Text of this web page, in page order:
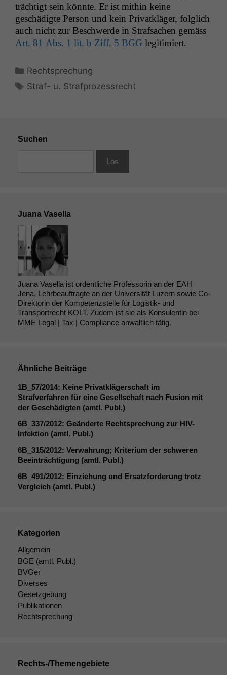
trächtigt sein kön­nte. Er ist mithin keine
geschädigte Per­son und kein Pri­vatk­läger, fol­glich
auch nicht zur Beschw­erde in Straf­sachen gemäss
Art. 81 Abs. 1 lit. b Ziff. 5 BGG legitimiert.
Kategorien
Rechtsprechung
Schlagwörter
Straf- u. Strafprozessrecht
Suchen
Juana Vasella
Juana Vasella ist ordentliche Professorin an der EAH
Jena, Lehrbeauftragte an der Universität Luzern sowie Co-
Direktorin der Kompetenzstelle für Logistik- und
Transportrecht KOLT. Zudem ist sie als Konsulentin bei
MME Legal | Tax | Compliance anwaltlich tätig.
Ähnliche Beiträge
1B_57/2014: Keine Privatklägerschaft im
Strafverfahren für eine Gesellschaft nach Fusion mit
der Geschädigten (amtl. Publ.)
6B_337/2012: Geänderte Rechtsprechung zur HIV-
Infektion (amtl. Publ.)
6B_315/2012: Verwahrung; Kriterium der schweren
Beeinträchtigung (amtl. Publ.)
6B_491/2012: Einziehung und Ersatzforderung trotz
Vergleich (amtl. Publ.)
Kategorien
Allgemein
BGE (amtl. Publ.)
BVGer
Diverses
Gesetzgebung
Publikationen
Rechtsprechung
Rechts-/Themengebiete